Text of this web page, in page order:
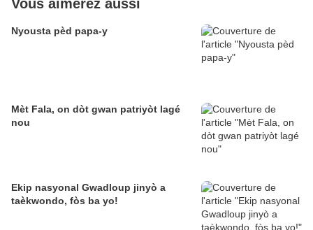
Vous aimerez aussi
Nyousta pèd papa-y
Mèt Fala, on dòt gwan patriyòt lagé
nou
Ekip nasyonal Gwadloup jinyò a
taèkwondo, fòs ba yo!